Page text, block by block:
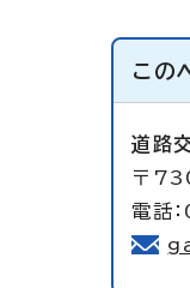
この
道路
〒
電話